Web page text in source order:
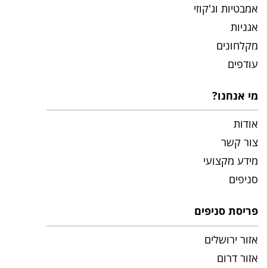
אמבטיות וג'קוזי
אגניות
מקלחונים
עודפים
מי אנחנו?
אודות
צור קשר
מידע מקצועי
סניפים
פריסת סניפים
אזור ירושלים
אזור דרום